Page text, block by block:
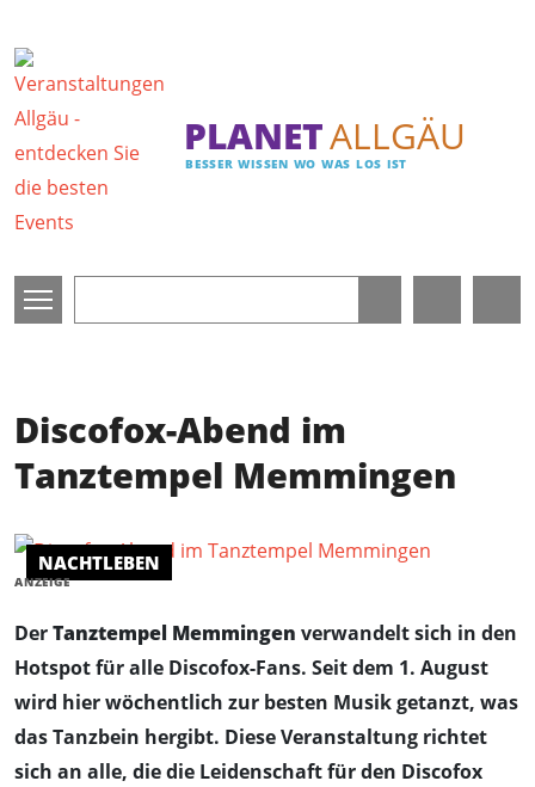
PLANETALLGÄU
BESSER WISSEN WO WAS LOS IST
Discofox-Abend im
Tanztempel Memmingen
NACHTLEBEN
ANZEIGE
DerTanztempel Memmingen verwandelt sich in den
Hotspot für alle Discofox-Fans. Seit dem 1. August
wird hier wöchentlich zur besten Musik getanzt, was
das Tanzbein hergibt. Diese Veranstaltung richtet
sich an alle, die die Leidenschaft für den Discofox